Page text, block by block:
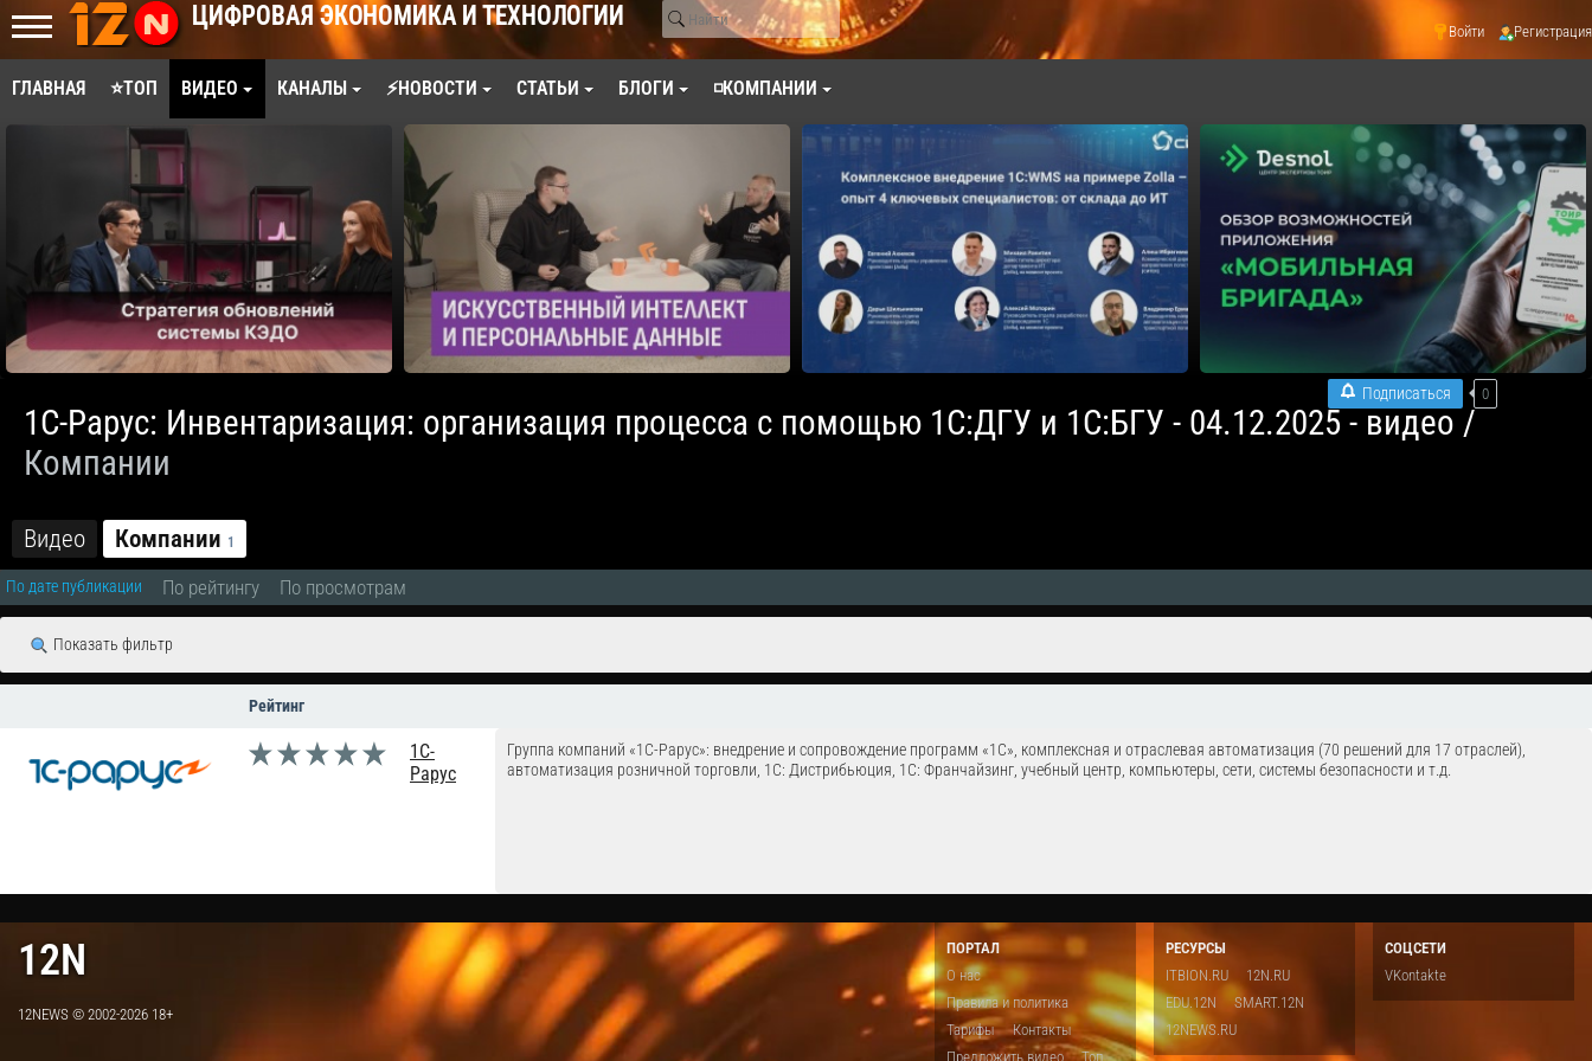
ЦИФРОВАЯ ЭКОНОМИКА И ТЕХНОЛОГИИ Войти Регистрация
ГЛАВНАЯ ⭐ТОП ВИДЕО КАНАЛЫ ⚡НОВОСТИ СТАТЬИ БЛОГИ ◽КОМПАНИИ
1С-Рарус: Инвентаризация: организация процесса с помощью 1С:ДГУ и 1С:БГУ - 04.12.2025 - видео /
Компании
Видео Компании 1
Подписаться 0
По дате публикации По рейтингу По просмотрам
Показать фильтр
Рейтинг
1C-
Рарус
Группа компаний «1С-Рарус»: внедрение и сопровождение программ «1С», комплексная и отраслевая автоматизация (70 решений для 17 отраслей),
автоматизация розничной торговли, 1С: Дистрибьюция, 1С: Франчайзинг, учебный центр, компьютеры, сети, системы безопасности и т.д.
12N
12NEWS © 2002-2026 18+
ПОРТАЛ
О нас
Правила и политика
Тарифы
Контакты
Предложить видео
Топ
РЕСУРСЫ
ITBION.RU
12N.RU
EDU.12N
SMART.12N
12NEWS.RU
СОЦСЕТИ
VKontakte